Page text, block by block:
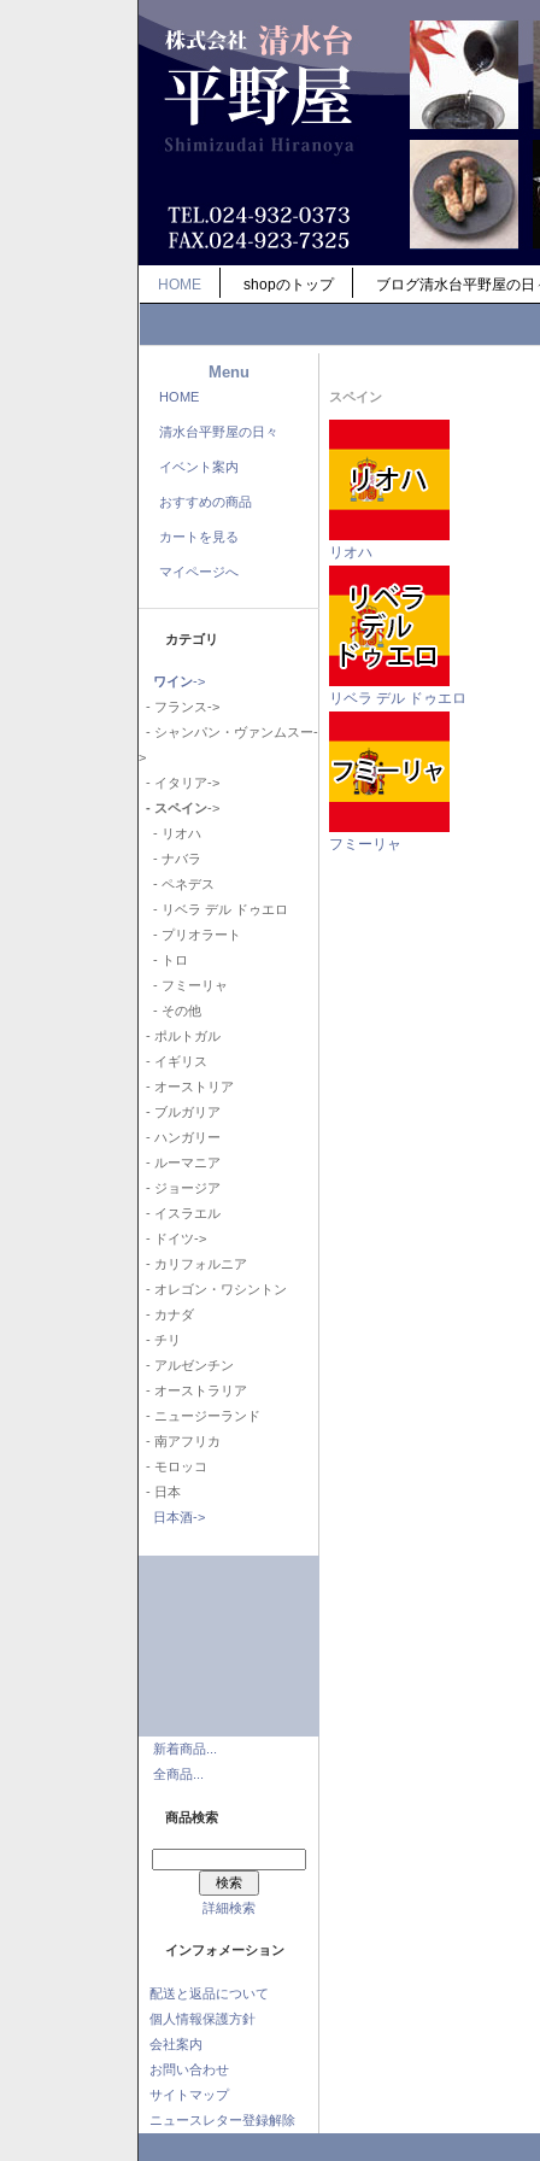
HOME shopのトップ ブログ清水台平野屋の日
Menu
HOME
清水台平野屋の日々
イベント案内
おすすめの商品
カートを見る
マイページへ
カテゴリ
ワイン->
- フランス->
- シャンパン・ヴァンムスー-
>
- イタリア->
- スペイン->
- リオハ
- ナバラ
- ペネデス
- リベラ デル ドゥエロ
- プリオラート
- トロ
- フミーリャ
- その他
- ポルトガル
- イギリス
- オーストリア
- ブルガリア
- ハンガリー
- ルーマニア
- ジョージア
- イスラエル
- ドイツ->
- カリフォルニア
- オレゴン・ワシントン
- カナダ
- チリ
- アルゼンチン
- オーストラリア
- ニュージーランド
- 南アフリカ
- モロッコ
- 日本
日本酒->
新着商品...
全商品...
商品検索
詳細検索
インフォメーション
配送と返品について
個人情報保護方針
会社案内
お問い合わせ
サイトマップ
ニュースレター登録解除
スペイン
リオハ
リベラ デル ドゥエロ
フミーリャ